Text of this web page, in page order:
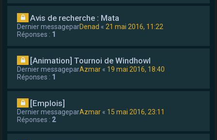
Avis de recherche : Mata
Dernier messageparDenad « 21 mai 2016, 11:22
Réponses : 1
[Animation] Tournoi de Windhowl
Dernier messageparAzmar « 19 mai 2016, 18:40
Réponses : 1
[Emplois]
Dernier messageparAzmar « 15 mai 2016, 23:11
Réponses : 2